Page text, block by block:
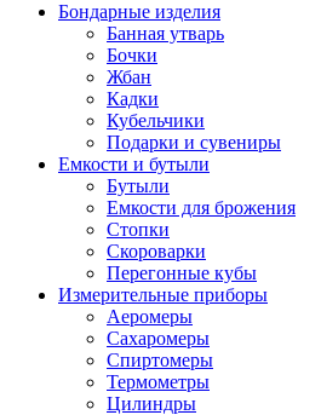
Бондарные изделия
Банная утварь
Бочки
Жбан
Кадки
Кубельчики
Подарки и сувениры
Емкости и бутыли
Бутыли
Емкости для брожения
Стопки
Скороварки
Перегонные кубы
Измерительные приборы
Аеромеры
Сахаромеры
Спиртомеры
Термометры
Цилиндры